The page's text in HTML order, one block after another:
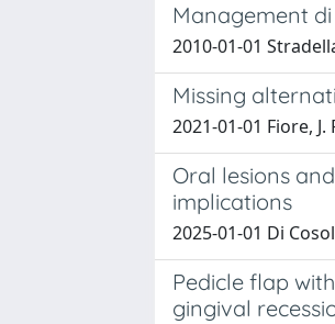
Management
2010-01-01
Missing
2021-01-01 Fiore,
Oral lesions
implications
2025-01-01 Di
Pedicle flap
gingival